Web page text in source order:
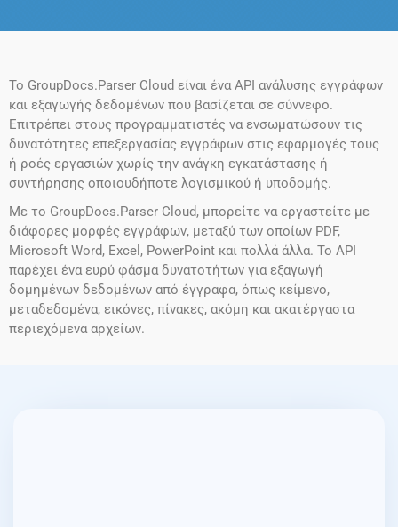
Το GroupDocs.Parser Cloud είναι ένα API ανάλυσης εγγράφων
και εξαγωγής δεδομένων που βασίζεται σε σύννεφο.
Επιτρέπει στους προγραμματιστές να ενσωματώσουν τις
δυνατότητες επεξεργασίας εγγράφων στις εφαρμογές τους
ή ροές εργασιών χωρίς την ανάγκη εγκατάστασης ή
συντήρησης οποιουδήποτε λογισμικού ή υποδομής.
Με το GroupDocs.Parser Cloud, μπορείτε να εργαστείτε με
διάφορες μορφές εγγράφων, μεταξύ των οποίων PDF,
Microsoft Word, Excel, PowerPoint και πολλά άλλα. Το API
παρέχει ένα ευρύ φάσμα δυνατοτήτων για εξαγωγή
δομημένων δεδομένων από έγγραφα, όπως κείμενο,
μεταδεδομένα, εικόνες, πίνακες, ακόμη και ακατέργαστα
περιεχόμενα αρχείων.